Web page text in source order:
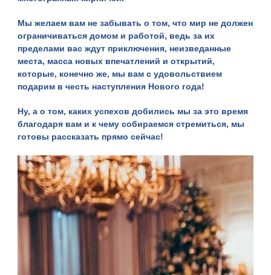
Мы желаем вам не забывать о том, что мир не должен
ограничиваться домом и работой, ведь за их
пределами вас ждут приключения, неизведанные
места, масса новых впечатлений и открытий,
которые, конечно же, мы вам с удовольствием
подарим в честь наступления Нового года!
Ну, а о том, каких успехов добились мы за это время
благодаря вам и к чему собираемся стремиться, мы
готовы рассказать прямо сейчас!